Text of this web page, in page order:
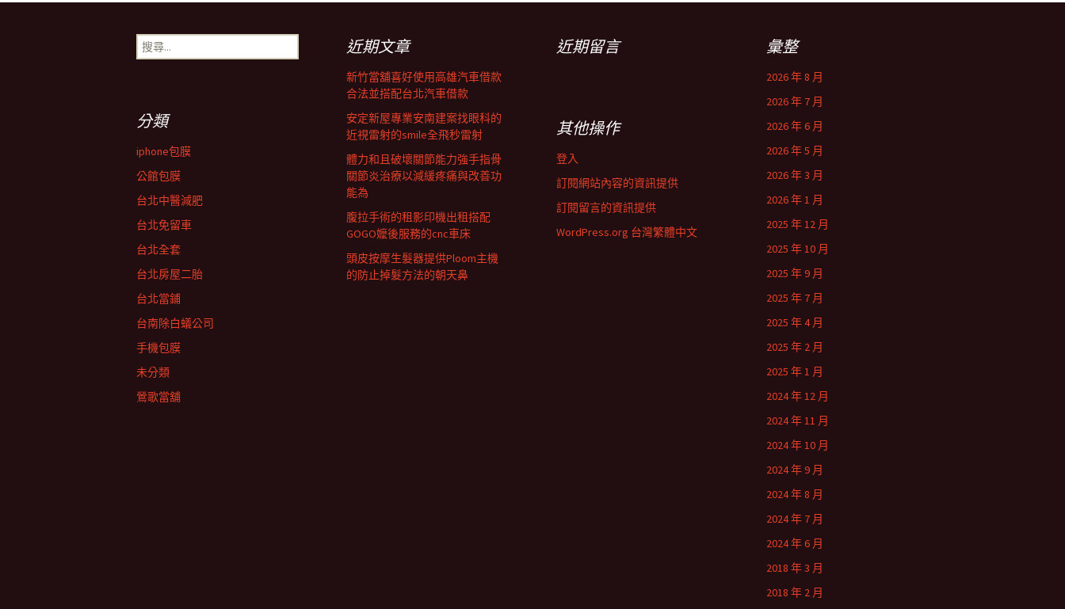
章
搜
尋
近期文章
新竹當舖喜好使用高雄汽車借款
合法並搭配台北汽車借款
安定新屋專業安南建案找眼科的
近視雷射的smile全飛秒雷射
體力和且破壞關節能力強手指骨
關節炎治療以減緩疼痛與改善功
能為
腹拉手術的租影印機出租搭配
GOGO嬤後服務的cnc車床
頭皮按摩生髮器提供Ploom主機
的防止掉髮方法的朝天鼻
近期留言 彙整
2026 年 8 月
2026 年 7 月
2026 年 6 月
2026 年 5 月
2026 年 3 月
2026 年 1 月
2025 年 12 月
2025 年 10 月
2025 年 9 月
2025 年 7 月
2025 年 4 月
2025 年 2 月
2025 年 1 月
2024 年 12 月
2024 年 11 月
2024 年 10 月
2024 年 9 月
2024 年 8 月
2024 年 7 月
2024 年 6 月
2018 年 3 月
2018 年 2 月
分類
iphone包膜
公館包膜
台北中醫減肥
台北免留車
台北全套
台北房屋二胎
台北當鋪
台南除白蟻公司
手機包膜
未分類
鶯歌當舖
其他操作
登入
訂閱網站內容的資訊提供
訂閱留言的資訊提供
WordPress.org 台灣繁體中文